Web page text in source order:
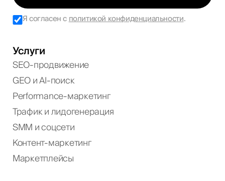
Я согласен сполитикой конфиденциальности.
Услуги
SEO-продвижение
GEO и AI-поиск
Performance-маркетинг
Трафик и лидогенерация
SMM и соцсети
Контент-маркетинг
Маркетплейсы